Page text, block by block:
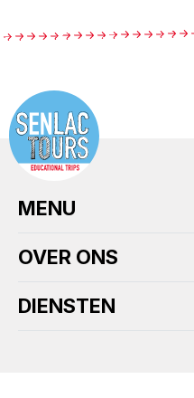
MENU
OVER ONS
DIENSTEN